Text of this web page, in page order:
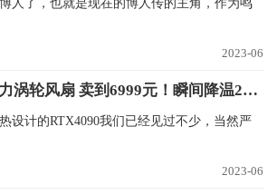
人了，也就是现在的博人传的主角，作为鸣
2023-06
RTX 4070换装暴力涡轮风扇 卖到6999元！瞬间降温21℃
设计的RTX4090我们已经见过不少，当然严
2023-06